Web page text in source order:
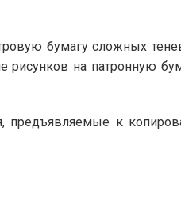
бумагу сложных
на патронную
к